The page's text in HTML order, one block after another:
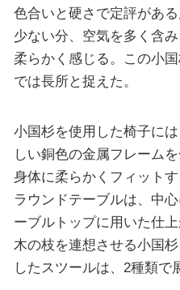
色合いと硬さで定評があ
少ない分、空気を多く含
柔らかく感じる。この小
では長所と捉えた。
小国杉を使用した椅子に
しい銅色の金属フレーム
身体に柔らかくフィット
ラウンドテーブルは、中
ーブルトップに用いた仕
木の枝を連想させる小国
したスツールは、2種類で